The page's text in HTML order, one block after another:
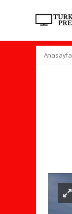
Anasayfa